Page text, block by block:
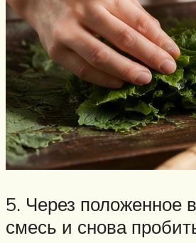
5. Через положенное
смесь и снова